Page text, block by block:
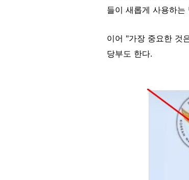
들이 새롭게 사용하는
이어 "가장 중요한 것
당부도 한다.